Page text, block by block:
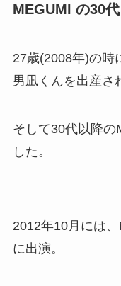
MEGUMI の30代
27歳(2008年)の時
男凪くんを出産さ
そして30代以降の
した。
2012年10月には
に出演。